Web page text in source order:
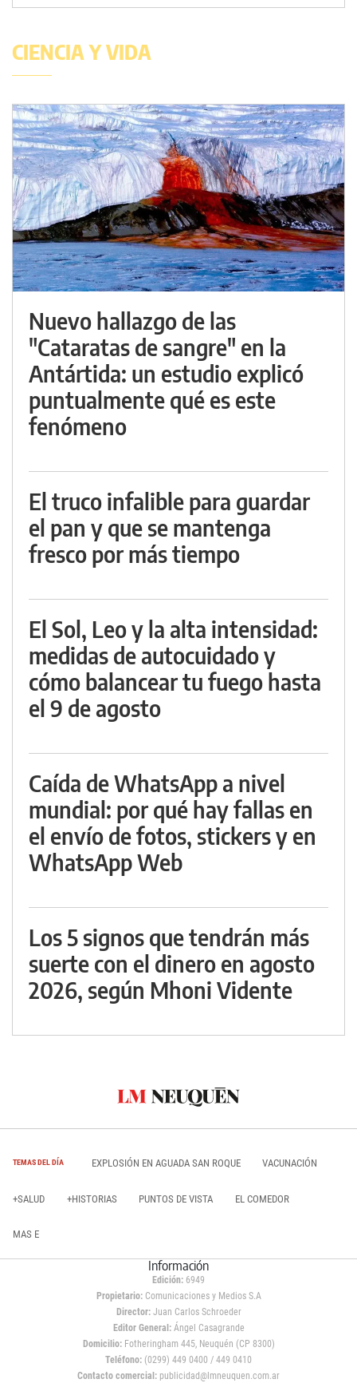
CIENCIA Y VIDA
Nuevo hallazgo de las
"Cataratas de sangre" en la
Antártida: un estudio explicó
puntualmente qué es este
fenómeno
El truco infalible para guardar
el pan y que se mantenga
fresco por más tiempo
El Sol, Leo y la alta intensidad:
medidas de autocuidado y
cómo balancear tu fuego hasta
el 9 de agosto
Caída de WhatsApp a nivel
mundial: por qué hay fallas en
el envío de fotos, stickers y en
WhatsApp Web
Los 5 signos que tendrán más
suerte con el dinero en agosto
2026, según Mhoni Vidente
TEMAS DEL DÍA EXPLOSIÓN EN AGUADA SAN ROQUE VACUNACIÓN
+SALUD +HISTORIAS PUNTOS DE VISTA EL COMEDOR
MAS E
Información
Edición: 6949
Propietario:Comunicaciones y Medios S.A
Director: Juan Carlos Schroeder
Editor General:Ángel Casagrande
Domicilio:Fotheringham 445, Neuquén (CP 8300)
Teléfono: (0299) 449 0400 / 449 0410
Contacto comercial: publicidad@lmneuquen.com.ar